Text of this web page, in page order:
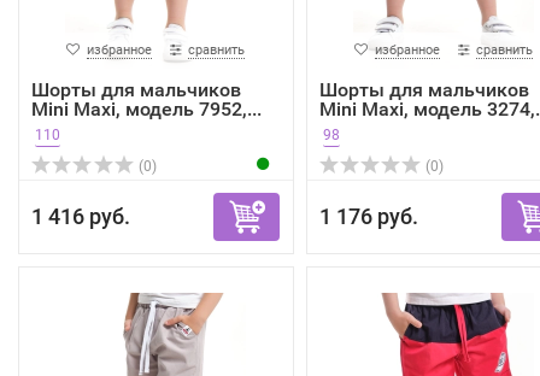
избранное сравнить
Шорты для мальчиков
Mini Maxi, модель 7952,...
110
(0)
1 416 руб.
избранное сравнить
Шорты для мальчиков
Mini Maxi, модель
98
(0)
1 176 руб.